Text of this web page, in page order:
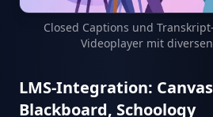
Closed Captions und
Videoplayer mit
LMS-Integration:
Blackboard, Schoology